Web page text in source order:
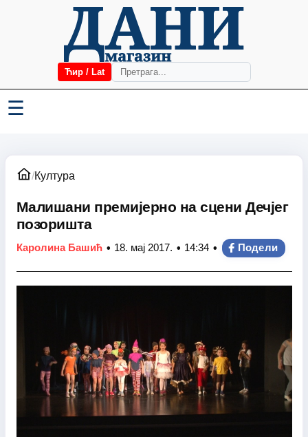
Ћир / Lat
☰
/Култура
Малишани премијерно на сцени Дечјег
позоришта
Каролина Башић • 18. мај 2017. • 14:34 • Подели